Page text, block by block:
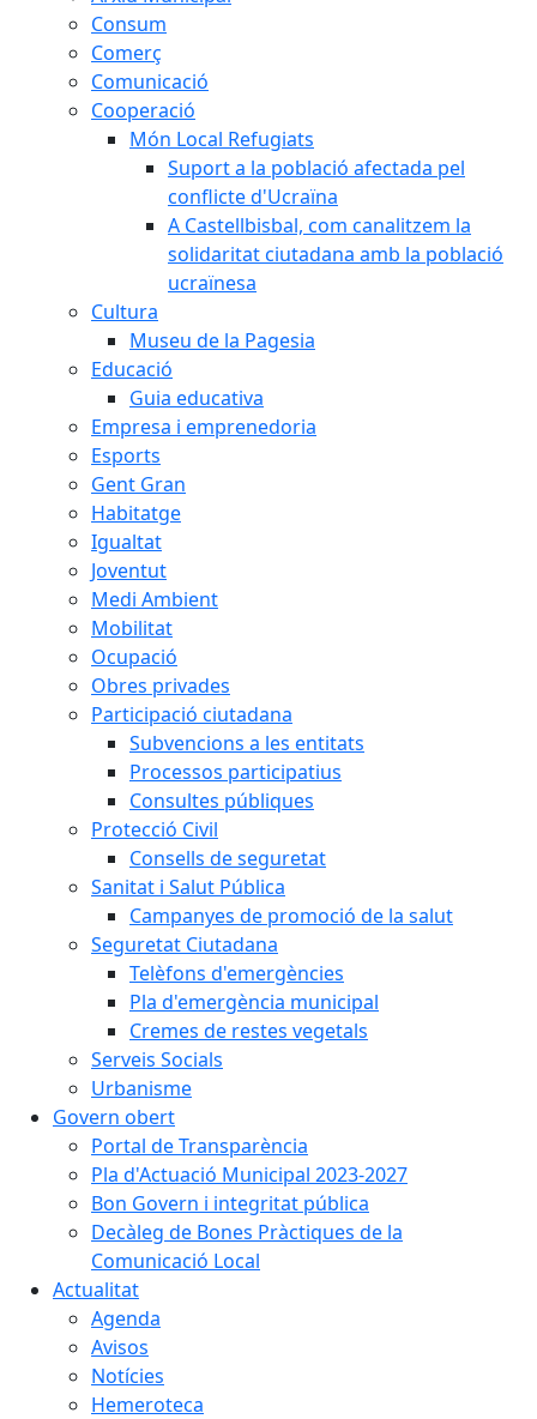
Consum
Comerç
Comunicació
Cooperació
Món Local Refugiats
Suport a la població afectada pel
conflicte d'Ucraïna
A Castellbisbal, com canalitzem la
solidaritat ciutadana amb la població
ucraïnesa
Cultura
Museu de la Pagesia
Educació
Guia educativa
Empresa i emprenedoria
Esports
Gent Gran
Habitatge
Igualtat
Joventut
Medi Ambient
Mobilitat
Ocupació
Obres privades
Participació ciutadana
Subvencions a les entitats
Processos participatius
Consultes públiques
Protecció Civil
Consells de seguretat
Sanitat i Salut Pública
Campanyes de promoció de la salut
Seguretat Ciutadana
Telèfons d'emergències
Pla d'emergència municipal
Cremes de restes vegetals
Serveis Socials
Urbanisme
Govern obert
Portal de Transparència
Pla d'Actuació Municipal 2023-2027
Bon Govern i integritat pública
Decàleg de Bones Pràctiques de la
Comunicació Local
Actualitat
Agenda
Avisos
Notícies
Hemeroteca